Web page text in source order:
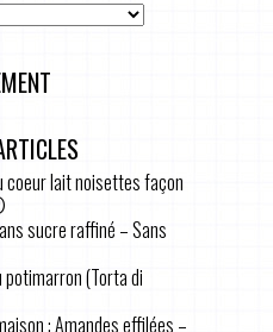
coeur lait noisettes façon
sucre raffiné – Sans
potimarron (Torta di
: Amandes effilées –